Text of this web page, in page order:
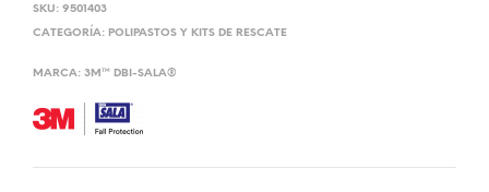
SKU: 9501403
CATEGORÍA: POLIPASTOS Y KITS DE RESCATE
MARCA: 3M™ DBI-SALA®